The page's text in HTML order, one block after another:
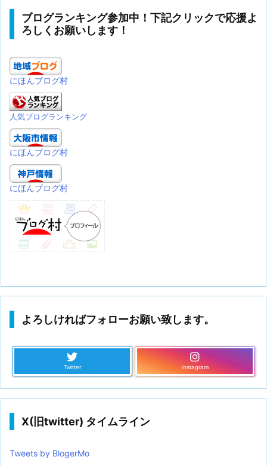
ブログランキング参加中！下記クリックで応援よ
ろしくお願いします！
にほんブログ村
人気ブログランキング
にほんブログ村
にほんブログ村
よろしければフォローお願い致します。
Twitter Instagram
X(旧twitter) タイムライン
Tweets by BlogerMo